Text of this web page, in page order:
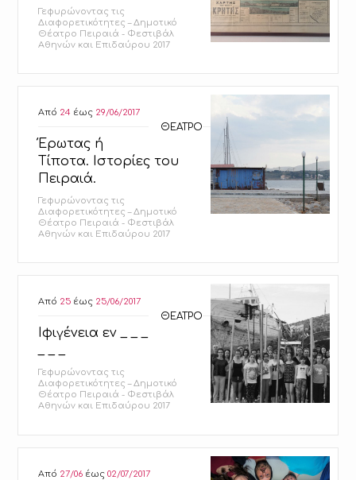
Γεφυρώνοντας τις
Διαφορετικότητες – Δημοτικό
Θέατρο Πειραιά - Φεστιβάλ
Αθηνών και Επιδαύρου 2017
Από 24 έως 29/06/2017
ΘΕΑΤΡΟ
Έρωτας ή
Τίποτα. Ιστορίες του
Πειραιά.
Γεφυρώνοντας τις
Διαφορετικότητες – Δημοτικό
Θέατρο Πειραιά - Φεστιβάλ
Αθηνών και Επιδαύρου 2017
Από 25 έως 25/06/2017
ΘΕΑΤΡΟ
Ιφιγένεια εν _ _ _
Γεφυρώνοντας τις
Διαφορετικότητες – Δημοτικό
Θέατρο Πειραιά - Φεστιβάλ
Αθηνών και Επιδαύρου 2017
Από 27/06 έως02/07/2017